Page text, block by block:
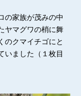
の家族が茂みの中
ヤマグワの梢に舞
のクマイチゴにと
いました（１枚目